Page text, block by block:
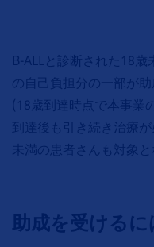
B-ALLと診断された18
の自己負担分の一部が助
(18歳到達時点で本事業
到達後も引き続き治療
未満の患者さんも対象と
助成を受けるに